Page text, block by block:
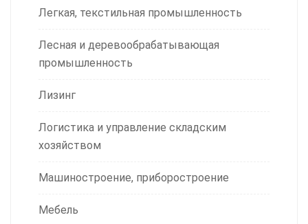
Легкая, текстильная промышленность
Лесная и деревообрабатывающая
промышленность
Лизинг
Логистика и управление складским
хозяйством
Машиностроение, приборостроение
Мебель